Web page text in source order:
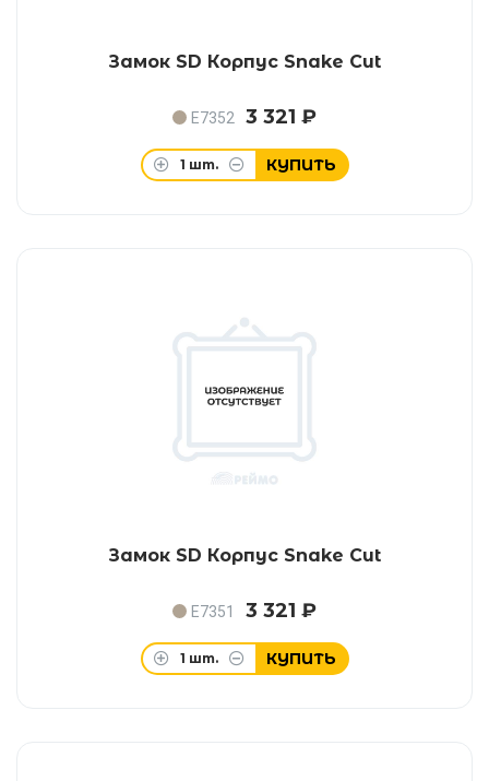
Замок SD Корпус Snake Cut
E7352 3 321 ₽
1 шт. КУПИТЬ
Замок SD Корпус Snake Cut
E7351 3 321 ₽
1 шт. КУПИТЬ